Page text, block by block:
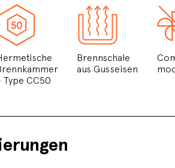
Type CC50
Brennschale
aus Gusseisen